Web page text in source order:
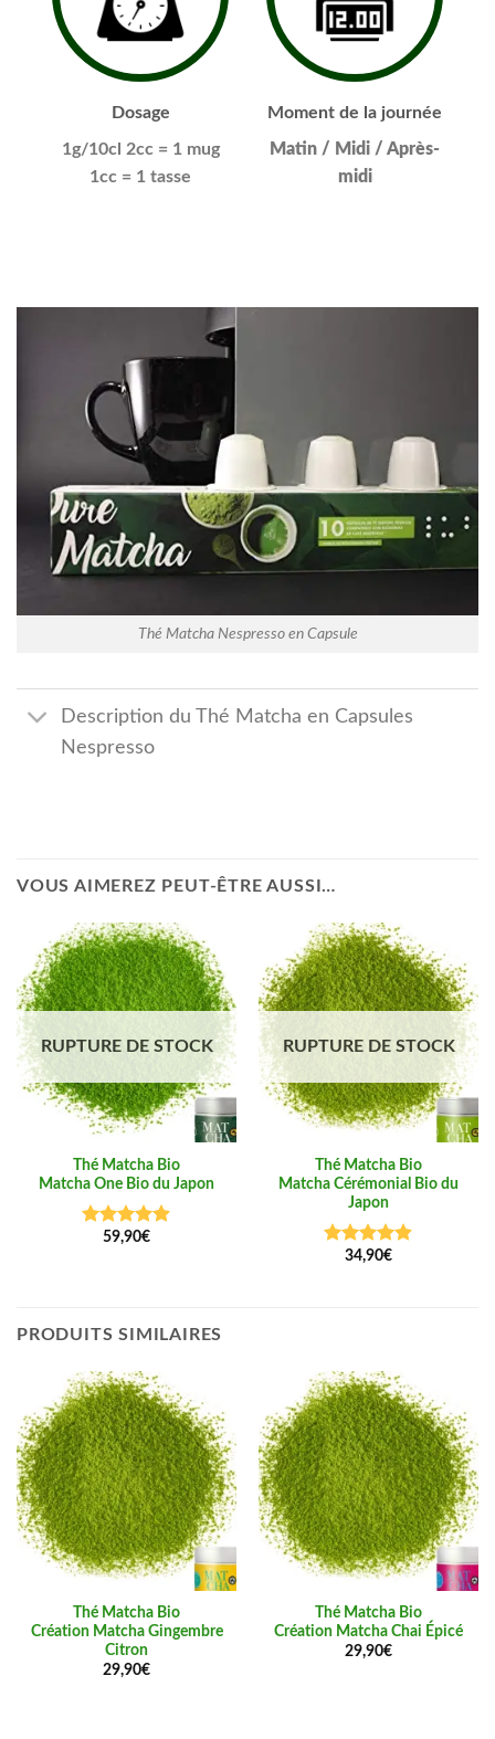
Dosage
1g/10cl 2cc = 1 mug
1cc = 1 tasse
Moment de la journée
Matin / Midi / Après-
midi
Thé Matcha Nespresso en Capsule
Description du Thé Matcha en Capsules
Nespresso
VOUS AIMEREZ PEUT-ÊTRE AUSSI…
RUPTURE DE STOCK
Thé Matcha Bio
Matcha One Bio du Japon
Note4.88
59,90€
RUPTURE DE STOCK
Thé Matcha Bio
Matcha Cérémonial Bio du
Japon
Note4.86
34,90€
PRODUITS SIMILAIRES
Thé Matcha Bio
Création Matcha Gingembre
Citron
29,90€
Thé Matcha Bio
Création Matcha Chai Épicé
29,90€